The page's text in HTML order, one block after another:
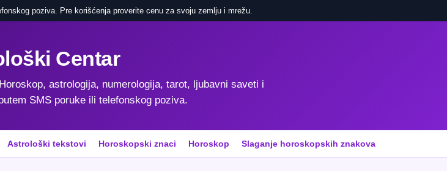
poziva. Pre korišćenja proverite cenu za svoju zemlju i mrežu.
Centar
astrologija, numerologija, tarot, ljubavni saveti i
SMS poruke ili telefonskog poziva.
Astrološki tekstovi Horoskopski znaci Horoskop Slaganje horoskopskih znakova